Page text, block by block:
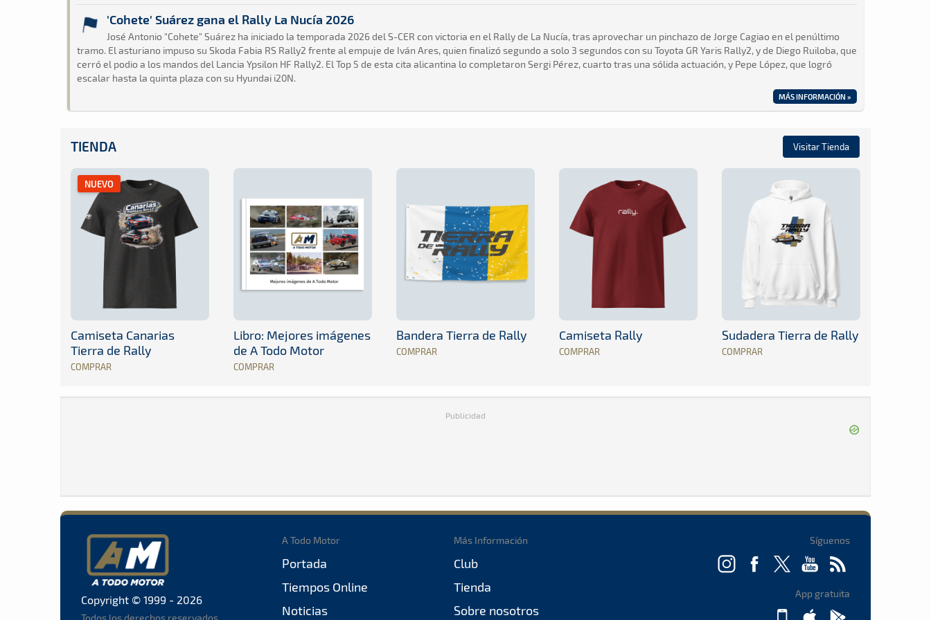
'Cohete' Suárez gana el Rally La Nucía 2026
José Antonio "Cohete" Suárez ha iniciado la temporada 2026 del S-CER con victoria en el Rally de La Nucía, tras aprovechar un pinchazo de Jorge Cagiao en el penúltimo
tramo. El asturiano impuso su Skoda Fabia RS Rally2 frente al empuje de Iván Ares, quien finalizó segundo a solo 3 segundos con su Toyota GR Yaris Rally2, y de Diego Ruiloba, que
cerró el podio a los mandos del Lancia Ypsilon HF Rally2. El Top 5 de esta cita alicantina lo completaron Sergi Pérez, cuarto tras una sólida actuación, y Pepe López, que logró
escalar hasta la quinta plaza con su Hyundai i20N.
MÁS INFORMACIÓN »
TIENDA Visitar Tienda
NUEVO
Camiseta Canarias
Tierra de Rally
COMPRAR
Libro: Mejores imágenes
de A Todo Motor
COMPRAR
Bandera Tierra de Rally
COMPRAR
Camiseta Rally
COMPRAR
Sudadera Tierra de Rally
COMPRAR
Publicidad
Copyright © 1999 - 2026
Todos los derechos reservados
A Todo Motor
Portada
Tiempos Online
Noticias
Más Información
Club
Tienda
Sobre nosotros
Síguenos
App gratuita